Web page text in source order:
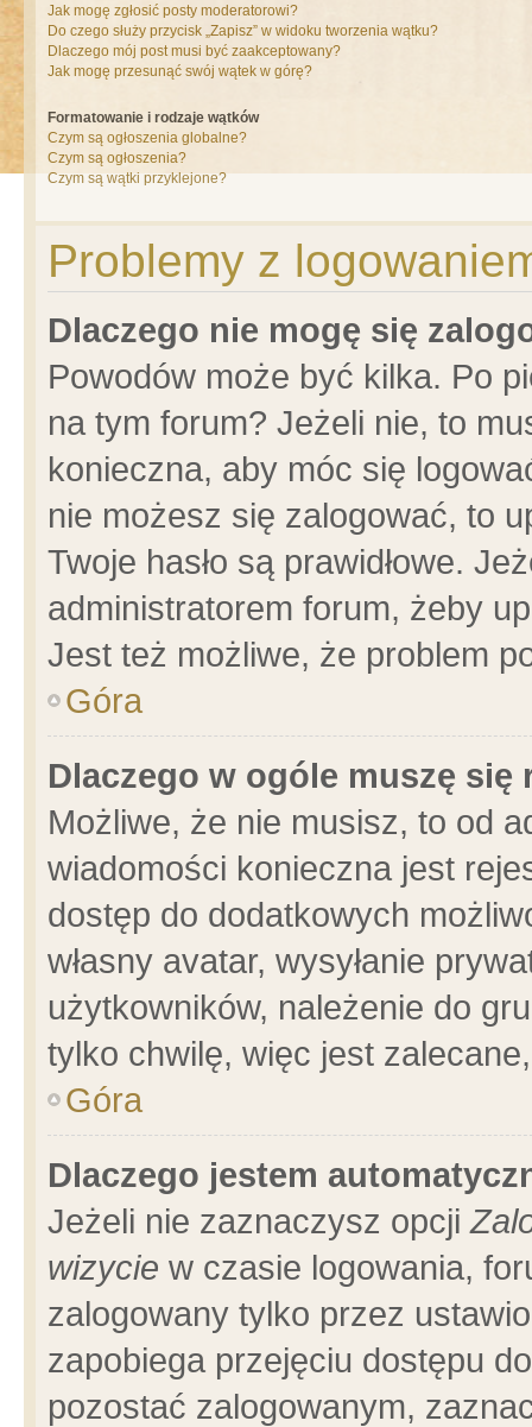
Jak mogę zgłosić posty moderatorowi?
Do czego służy przycisk „Zapisz” w widoku tworzenia wątku?
Dlaczego mój post musi być zaakceptowany?
Jak mogę przesunąć swój wątek w górę?
Formatowanie i rodzaje wątków
Czym są ogłoszenia globalne?
Czym są ogłoszenia?
Czym są wątki przyklejone?
Problemy z
Dlaczego nie mogę się
Powodów może być kilka. Po
na tym forum? Jeżeli nie, to
konieczna, aby móc się
nie możesz się zalogować, to
Twoje hasło są prawidłowe.
administratorem forum, żeby
Jest też możliwe, że problem
Góra
Dlaczego w ogóle muszę się
Możliwe, że nie musisz, to od
wiadomości konieczna jest
dostęp do dodatkowych
własny avatar, wysyłanie
użytkowników, należenie do
tylko chwilę, więc jest
Góra
Dlaczego jestem
Jeżeli nie zaznaczysz opcji
wizycie w czasie logowania,
zalogowany tylko przez
zapobiega przejęciu dostępu
pozostać zalogowanym,